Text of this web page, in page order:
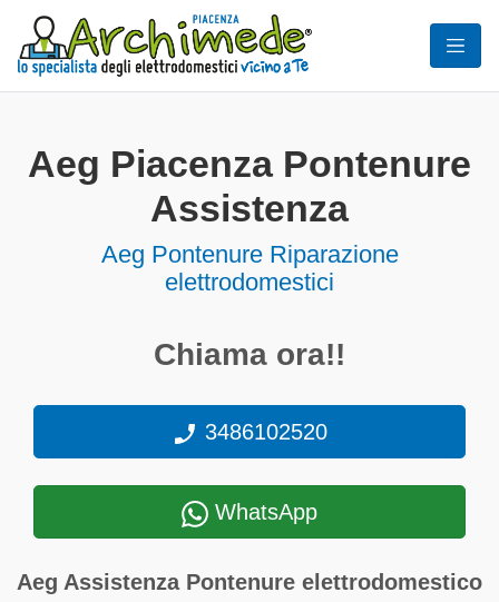
Aeg Piacenza Pontenure
Assistenza
Aeg Pontenure Riparazione
elettrodomestici
Chiama ora!!
3486102520
WhatsApp
Aeg Assistenza Pontenure elettrodomestico